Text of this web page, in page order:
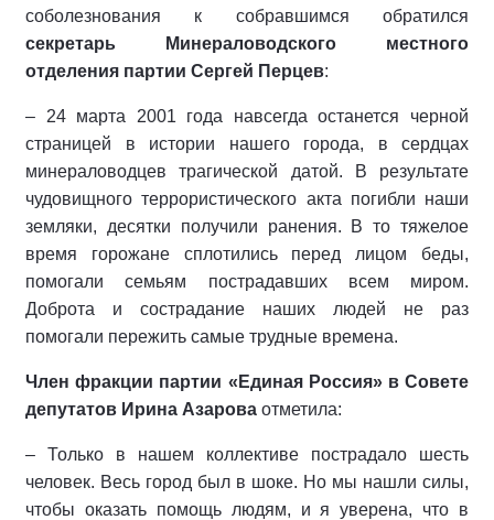
соболезнования к собравшимся обратился
секретарь Минераловодского местного
отделения партии Сергей Перцев:
– 24 марта 2001 года навсегда останется черной
страницей в истории нашего города, в сердцах
минераловодцев трагической датой. В результате
чудовищного террористического акта погибли наши
земляки, десятки получили ранения. В то тяжелое
время горожане сплотились перед лицом беды,
помогали семьям пострадавших всем миром.
Доброта и сострадание наших людей не раз
помогали пережить самые трудные времена.
Член фракции партии «Единая Россия» в Совете
депутатов Ирина Азарова отметила:
– Только в нашем коллективе пострадало шесть
человек. Весь город был в шоке. Но мы нашли силы,
чтобы оказать помощь людям, и я уверена, что в